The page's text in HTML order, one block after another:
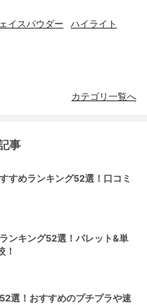
イスパウダー ハイライト
カテゴリ一覧へ
事
すめランキング52選！口コミ
ンキング52選！パレット&単
！
選！おすすめのプチプラや速